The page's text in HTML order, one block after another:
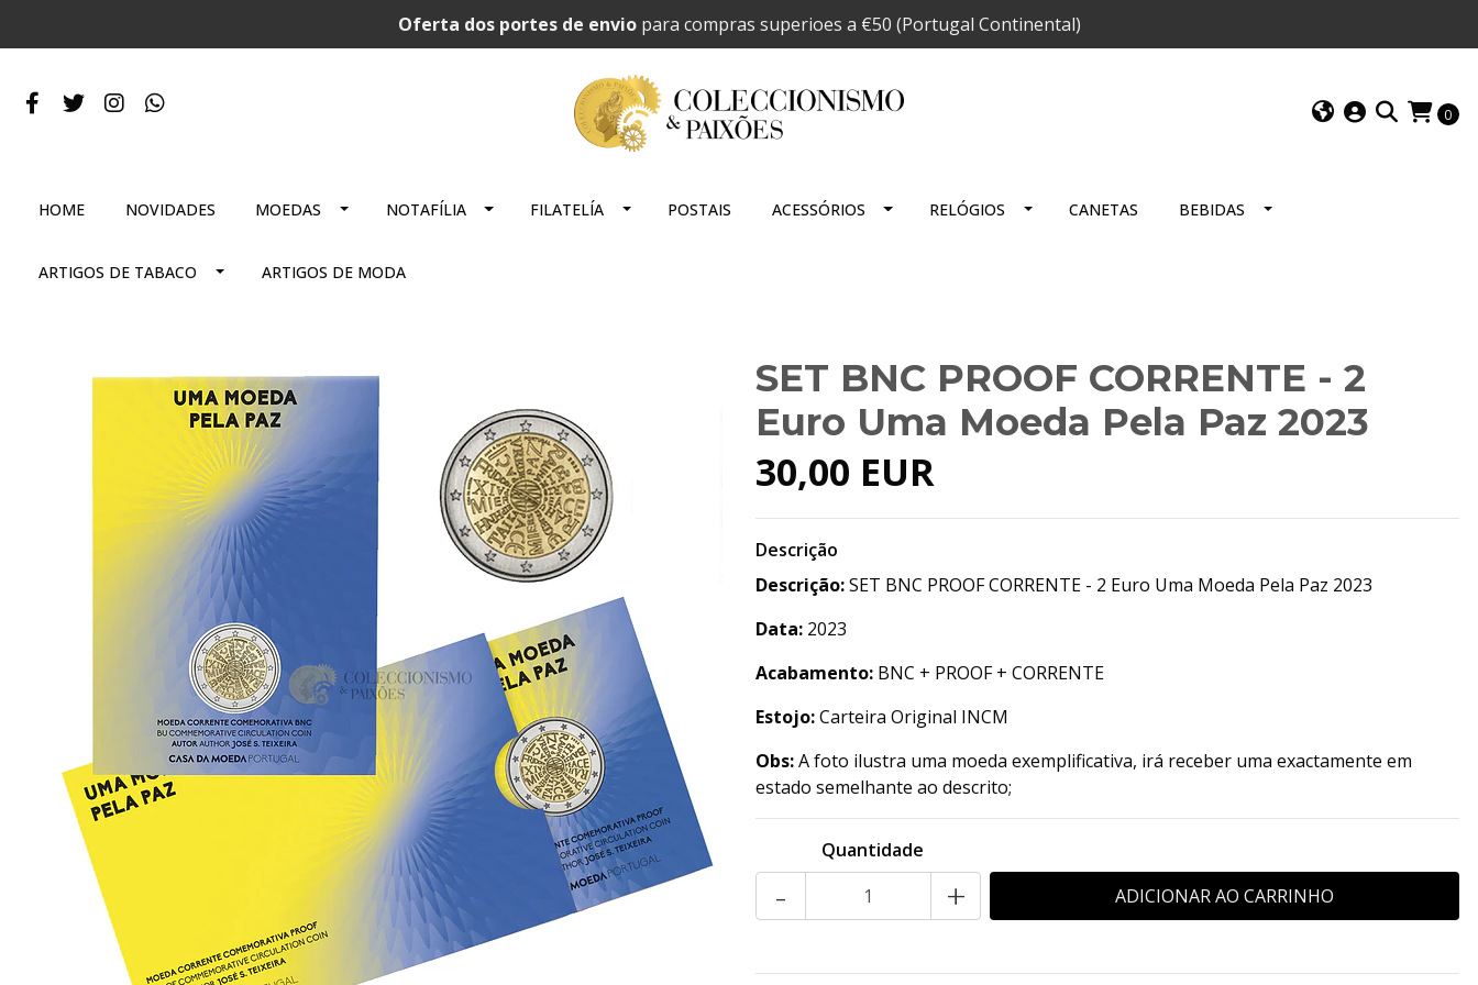
Oferta dos portes de enviopara compras superioes a €50 (Portugal Continental)
0
HOME NOVIDADES MOEDAS NOTAFÍLIA FILATELÍA POSTAIS ACESSÓRIOS RELÓGIOS CANETAS BEBIDAS
ARTIGOS DE TABACO ARTIGOS DE MODA
SET BNC PROOF CORRENTE - 2
Euro Uma Moeda Pela Paz 2023
30,00 EUR
Descrição
Descrição:SET BNC PROOF CORRENTE - 2 Euro Uma Moeda Pela Paz 2023
Data: 2023
Acabamento: BNC + PROOF + CORRENTE
Estojo:Carteira Original INCM
Obs:A foto ilustra uma moeda exemplificativa, irá receber uma exactamente em
estado semelhante ao descrito;
Quantidade
- +